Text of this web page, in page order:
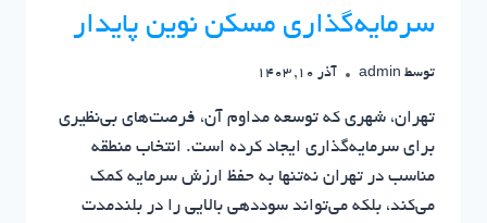
سرمایه‌گذاری مسکن نوین پایدار
توسط admin آذر 10, 1403
تهران، شهری که توسعه مداوم آن، فرصت‌های بی‌نظیری
برای سرمایه‌گذاری ایجاد کرده است. انتخاب منطقه
مناسب در تهران نه‌تنها به حفظ ارزش سرمایه کمک
می‌کند، بلکه می‌تواند سوددهی بالایی را در بلندمدت